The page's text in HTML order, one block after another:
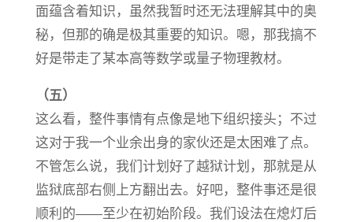
面蕴含着知识，虽然我暂时还无法理解其中的奥
秘，但那的确是极其重要的知识。嗯，那我搞不
好是带走了某本高等数学或量子物理教材。
（五）
这么看，整件事情有点像是地下组织接头；不过
这对于我一个业余出身的家伙还是太困难了点。
不管怎么说，我们计划好了越狱计划，那就是从
监狱底部右侧上方翻出去。好吧，整件事还是很
顺利的——至少在初始阶段。我们设法在熄灯后